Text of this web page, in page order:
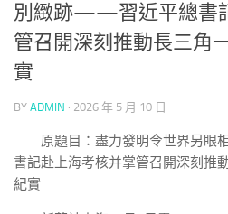
別緻跡——習近平總書
管召開深刻推動長三角
實
BY ADMIN · 2026 年 5 月 10 日
原題目：盡力發明令世界另
書記赴上海考核并掌管召開深刻推
紀實